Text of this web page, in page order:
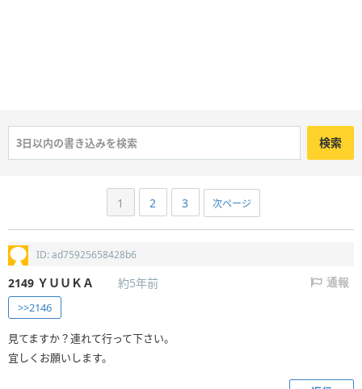
検索
1 2 3 次ページ
ID: ad75925658428b6
2149 ＹＵＵＫＡ 約5年前 通報
>>2146
見てますか？連れて行って下さい。
宜しくお願いします。